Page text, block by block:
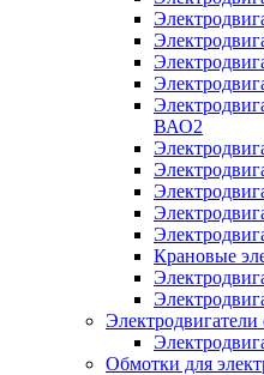
ВАО2
Крановые
Обмотки для